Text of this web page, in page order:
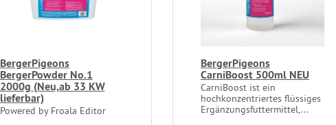
BergerPigeons
BergerPowder No.1
2000g (Neu,ab 33 KW
lieferbar)
Powered by Froala Editor
BergerPigeons
CarniBoost 500ml NEU
CarniBoost ist ein
hochkonzentriertes flüssiges
Ergänzungsfuttermittel,...